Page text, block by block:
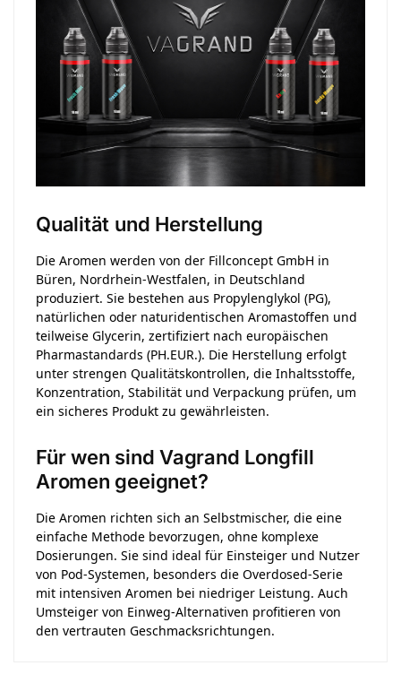
Qualität und Herstellung
Die Aromen werden von der Fillconcept GmbH in
Büren, Nordrhein-Westfalen, in Deutschland
produziert. Sie bestehen aus Propylenglykol (PG),
natürlichen oder naturidentischen Aromastoffen und
teilweise Glycerin, zertifiziert nach europäischen
Pharmastandards (PH.EUR.). Die Herstellung erfolgt
unter strengen Qualitätskontrollen, die Inhaltsstoffe,
Konzentration, Stabilität und Verpackung prüfen, um
ein sicheres Produkt zu gewährleisten.
Für wen sind Vagrand Longfill
Aromen geeignet?
Die Aromen richten sich an Selbstmischer, die eine
einfache Methode bevorzugen, ohne komplexe
Dosierungen. Sie sind ideal für Einsteiger und Nutzer
von Pod-Systemen, besonders die Overdosed-Serie
mit intensiven Aromen bei niedriger Leistung. Auch
Umsteiger von Einweg-Alternativen profitieren von
den vertrauten Geschmacksrichtungen.